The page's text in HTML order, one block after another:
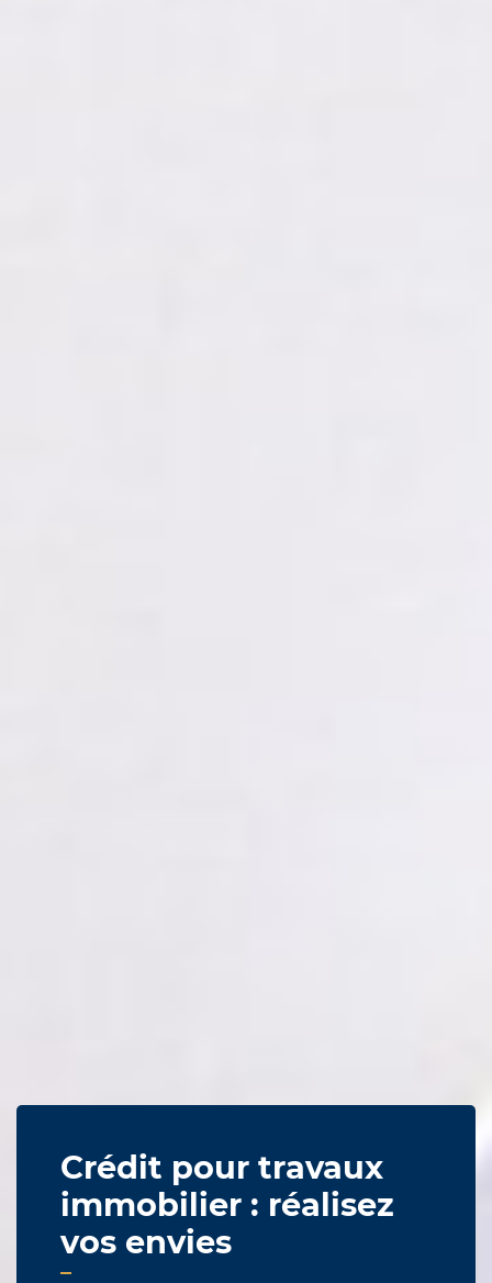
Crédit pour travaux
immobilier : réalisez
vos envies